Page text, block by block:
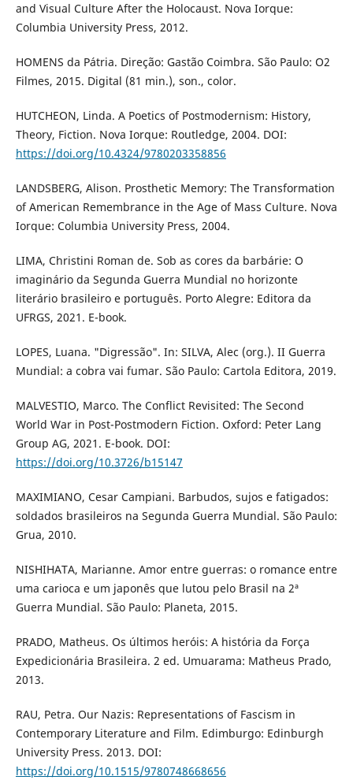
and Visual Culture After the Holocaust. Nova Iorque:
Columbia University Press, 2012.
HOMENS da Pátria. Direção: Gastão Coimbra. São Paulo: O2
Filmes, 2015. Digital (81 min.), son., color.
HUTCHEON, Linda. A Poetics of Postmodernism: History,
Theory, Fiction. Nova Iorque: Routledge, 2004. DOI:
https://doi.org/10.4324/9780203358856
LANDSBERG, Alison. Prosthetic Memory: The Transformation
of American Remembrance in the Age of Mass Culture. Nova
Iorque: Columbia University Press, 2004.
LIMA, Christini Roman de. Sob as cores da barbárie: O
imaginário da Segunda Guerra Mundial no horizonte
literário brasileiro e português. Porto Alegre: Editora da
UFRGS, 2021. E-book.
LOPES, Luana. "Digressão". In: SILVA, Alec (org.). II Guerra
Mundial: a cobra vai fumar. São Paulo: Cartola Editora, 2019.
MALVESTIO, Marco. The Conflict Revisited: The Second
World War in Post-Postmodern Fiction. Oxford: Peter Lang
Group AG, 2021. E-book. DOI:
https://doi.org/10.3726/b15147
MAXIMIANO, Cesar Campiani. Barbudos, sujos e fatigados:
soldados brasileiros na Segunda Guerra Mundial. São Paulo:
Grua, 2010.
NISHIHATA, Marianne. Amor entre guerras: o romance entre
uma carioca e um japonês que lutou pelo Brasil na 2ª
Guerra Mundial. São Paulo: Planeta, 2015.
PRADO, Matheus. Os últimos heróis: A história da Força
Expedicionária Brasileira. 2 ed. Umuarama: Matheus Prado,
2013.
RAU, Petra. Our Nazis: Representations of Fascism in
Contemporary Literature and Film. Edimburgo: Edinburgh
University Press. 2013. DOI:
https://doi.org/10.1515/9780748668656